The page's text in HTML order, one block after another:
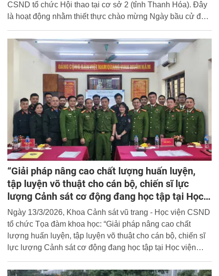
CSND tổ chức Hội thao tại cơ sở 2 (tỉnh Thanh Hóa). Đây
là hoạt động nhằm thiết thực chào mừng Ngày bầu cử đại
cấp, nhiệm kỳ 2026 - 2031 và hướng tới kỷ niệm 95 năm
Ngày thành lập Đoàn TNCS Hồ Chí Minh (26/3/1931 -
26/3/2026).
“Giải pháp nâng cao chất lượng huấn luyện,
tập luyện võ thuật cho cán bộ, chiến sĩ lực
lượng Cảnh sát cơ động đang học tập tại Học
viện CSND”
Ngày 13/3/2026, Khoa Cảnh sát vũ trang - Học viện CSND
tổ chức Tọa đàm khoa học: “Giải pháp nâng cao chất
lượng huấn luyện, tập luyện võ thuật cho cán bộ, chiến sĩ
lực lượng Cảnh sát cơ động đang học tập tại Học viện
Cảnh sát vũ trang chủ trì buổi Tọa đàm khoa học.